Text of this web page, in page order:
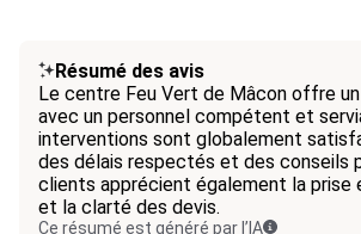
Résumé des avis
Le centre Feu Vert de Mâcon offre
avec un personnel compétent et
interventions sont globalement
des délais respectés et des conseils
clients apprécient également la prise
et la clarté des devis.
Ce résumé est généré par l’IA